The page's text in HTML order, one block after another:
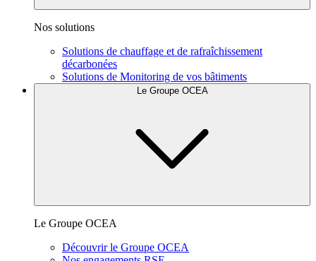
Nos solutions
Solutions de chauffage et de rafraîchissement
décarbonées
Solutions de Monitoring de vos bâtiments
Le Groupe OCEA
Le Groupe OCEA
Découvrir le Groupe OCEA